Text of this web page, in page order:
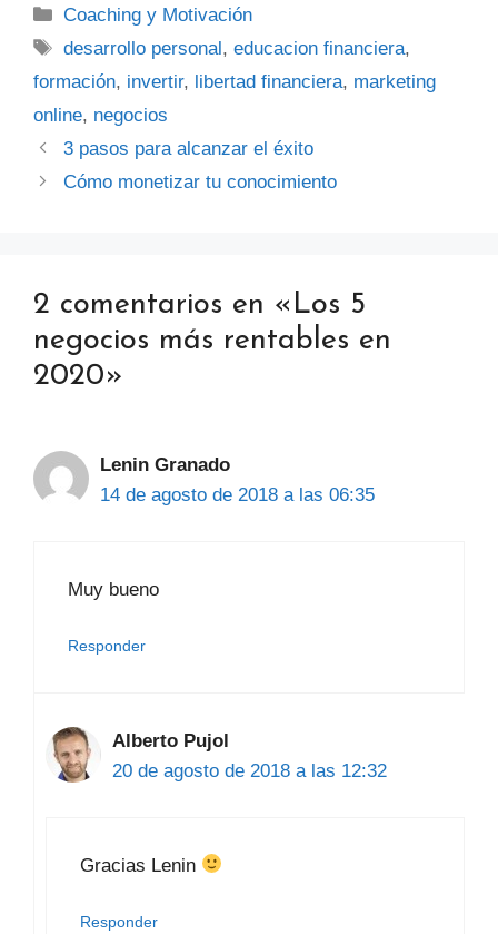
Categorías
Coaching y Motivación
Etiquetas
desarrollo personal,educacion financiera,
formación, invertir, libertad financiera, marketing
online, negocios
3 pasos para alcanzar el éxito
Cómo monetizar tu conocimiento
2 comentarios en «Los 5
negocios más rentables en
2020»
Lenin Granado
14 de agosto de 2018 a las 06:35
Muy bueno
Responder
Alberto Pujol
20 de agosto de 2018 a las 12:32
Gracias Lenin
Responder